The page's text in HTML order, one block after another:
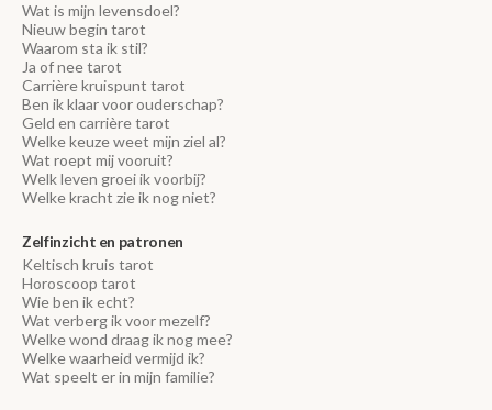
Wat is mijn levensdoel?
Nieuw begin tarot
Waarom sta ik stil?
Ja of nee tarot
Carrière kruispunt tarot
Ben ik klaar voor ouderschap?
Geld en carrière tarot
Welke keuze weet mijn ziel al?
Wat roept mij vooruit?
Welk leven groei ik voorbij?
Welke kracht zie ik nog niet?
Zelfinzicht en patronen
Keltisch kruis tarot
Horoscoop tarot
Wie ben ik echt?
Wat verberg ik voor mezelf?
Welke wond draag ik nog mee?
Welke waarheid vermijd ik?
Wat speelt er in mijn familie?